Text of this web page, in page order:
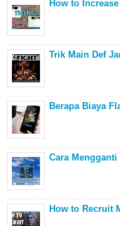
How to
Trik Main Def
Berapa Biaya
Cara
How to Recruit